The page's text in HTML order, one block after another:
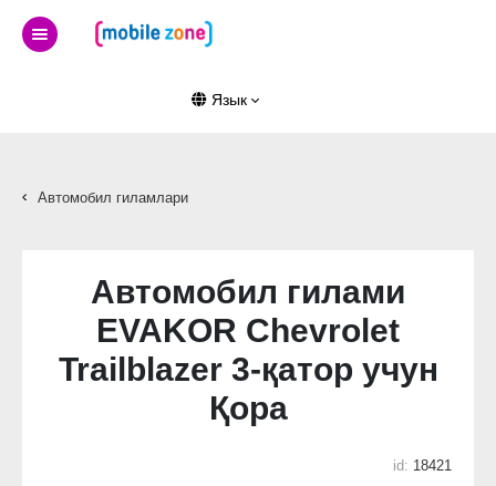
Язык
Автомобил гиламлари
Автомобил гилами
EVAKOR Chevrolet
Trailblazer 3-қатор учун
Қора
id: 18421